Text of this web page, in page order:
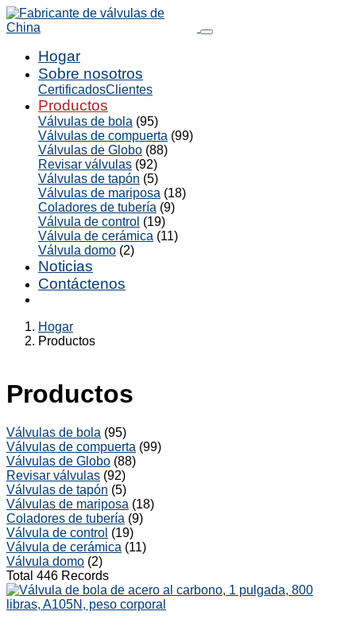
Hogar
Sobre nosotros
CertificadosClientes
Productos
Válvulas de bola (95)
Válvulas de compuerta (99)
Válvulas de Globo (88)
Revisar válvulas (92)
Válvulas de tapón (5)
Válvulas de mariposa (18)
Coladores de tubería (9)
Válvula de control (19)
Válvula de cerámica (11)
Válvula domo (2)
Noticias
Contáctenos
Hogar
Productos
Productos
Válvulas de bola (95)
Válvulas de compuerta (99)
Válvulas de Globo (88)
Revisar válvulas (92)
Válvulas de tapón (5)
Válvulas de mariposa (18)
Coladores de tubería (9)
Válvula de control (19)
Válvula de cerámica (11)
Válvula domo (2)
Total 446 Records